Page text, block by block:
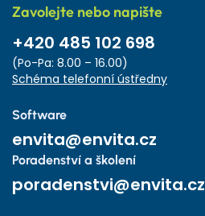
Zavolejte nebo napište
+420 485 102 698
(Po-Pa: 8.00 – 16.00)
Schéma telefonní ústředny
Software
envita@envita.cz
Poradenství a školení
poradenstvi@envita.cz